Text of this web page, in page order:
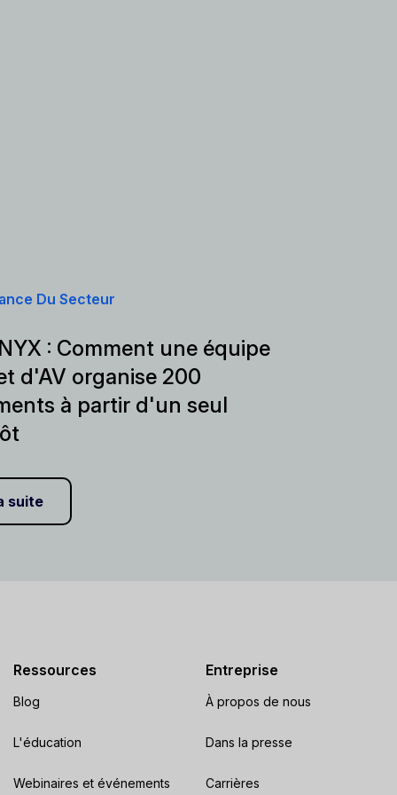
Du Secteur
: Comment une équipe
d'AV organise 200
à partir d'un seul
suite
Ressources
Blog
L'éducation
Webinaires et événements
Entreprise
À propos de nous
Dans la presse
Carrières